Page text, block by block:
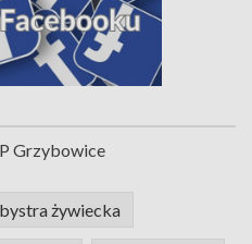
Grzybowice
żywiecka